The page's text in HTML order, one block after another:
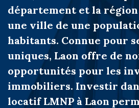
département et la
une ville de une
habitants. Connue pour
uniques, Laon offre de
opportunités pour les
immobiliers. Investir
locatif LMNP à Laon